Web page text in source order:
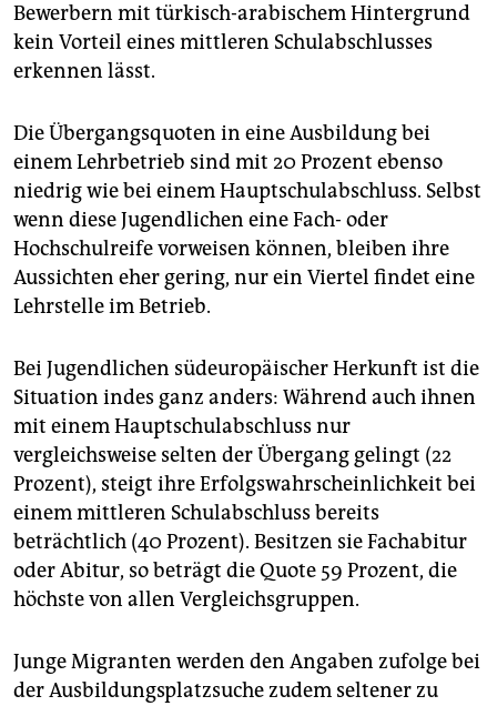
Bewerbern mit türkisch-arabischem Hintergrund
kein Vorteil eines mittleren Schulabschlusses
erkennen lässt.
Die Übergangsquoten in eine Ausbildung bei
einem Lehrbetrieb sind mit 20 Prozent ebenso
niedrig wie bei einem Hauptschulabschluss. Selbst
wenn diese Jugendlichen eine Fach- oder
Hochschulreife vorweisen können, bleiben ihre
Aussichten eher gering, nur ein Viertel findet eine
Lehrstelle im Betrieb.
Bei Jugendlichen südeuropäischer Herkunft ist die
Situation indes ganz anders: Während auch ihnen
mit einem Hauptschulabschluss nur
vergleichsweise selten der Übergang gelingt (22
Prozent), steigt ihre Erfolgswahrscheinlichkeit bei
einem mittleren Schulabschluss bereits
beträchtlich (40 Prozent). Besitzen sie Fachabitur
oder Abitur, so beträgt die Quote 59 Prozent, die
höchste von allen Vergleichsgruppen.
Junge Migranten werden den Angaben zufolge bei
der Ausbildungsplatzsuche zudem seltener zu